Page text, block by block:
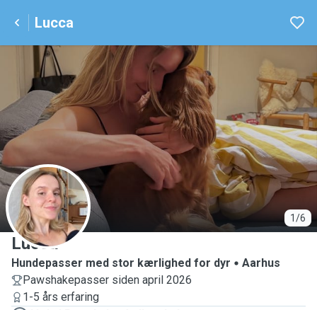
Lucca
1/6
L
Lucca
Hundepasser med stor kærlighed for dyr
Aarhus
Pawshakepasser siden april 2026
1-5 års erfaring